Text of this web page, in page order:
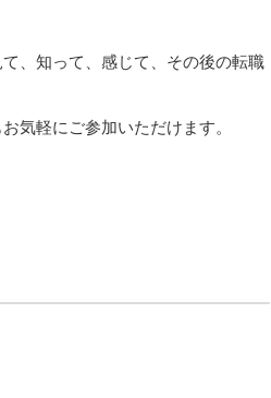
、知って、感じて、その後の転職
気軽にご参加いただけます。